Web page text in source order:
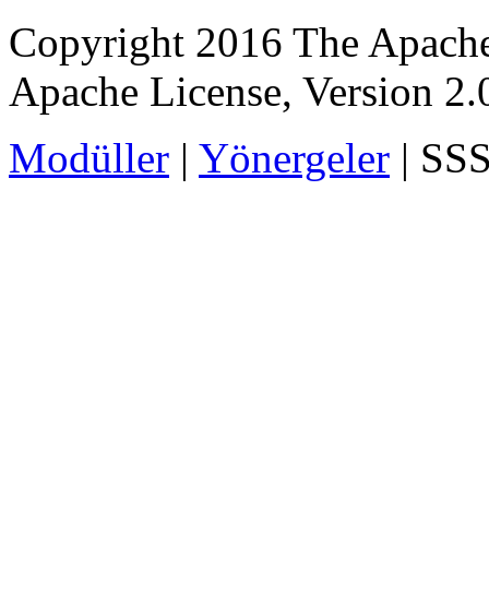
Copyright 2016 The
Apache License, Version
Modüller | Yönergeler |